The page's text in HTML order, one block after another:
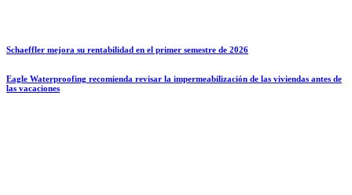
Schaeffler mejora su rentabilidad en el primer semestre de 2026
Eagle Waterproofing recomienda revisar la impermeabilización de las viviendas antes de
las vacaciones